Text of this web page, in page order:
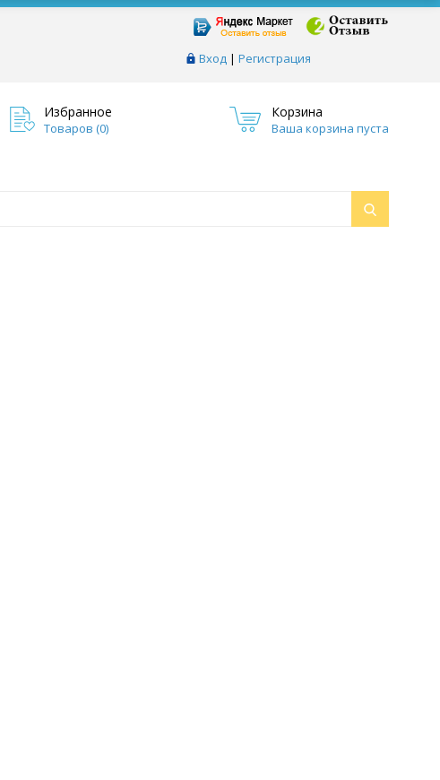
Вход | Регистрация
Избранное
Товаров (0)
Корзина
Ваша корзина пуста